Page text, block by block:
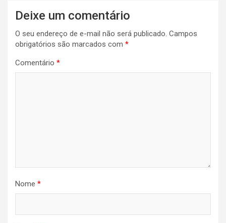
Navegação
de
Post
Deixe um comentário
O seu endereço de e-mail não será publicado. Campos
obrigatórios são marcados com *
Comentário *
Nome *